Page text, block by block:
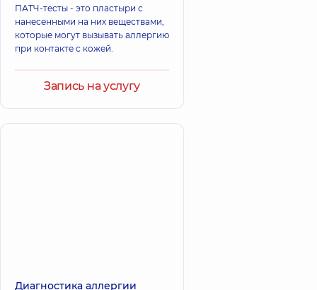
ПАТЧ-тесты - это пластыри с
нанесенными на них веществами,
которые могут вызывать аллергию
при контакте с кожей.
Запись на услугу
Диагностика аллергии